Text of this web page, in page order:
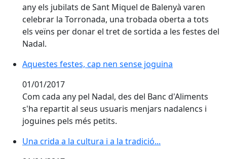
any els jubilats de Sant Miquel de Balenyà varen
celebrar la Torronada, una trobada oberta a tots
els veïns per donar el tret de sortida a les festes del
Nadal.
Aquestes festes, cap nen sense joguina
Aquestes festes, cap nen sense joguina
01/01/2017
Com cada any pel Nadal, des del Banc d'Aliments
s'ha repartit al seus usuaris menjars nadalencs i
joguines pels més petits.
Una crida a la cultura i a la tradició...